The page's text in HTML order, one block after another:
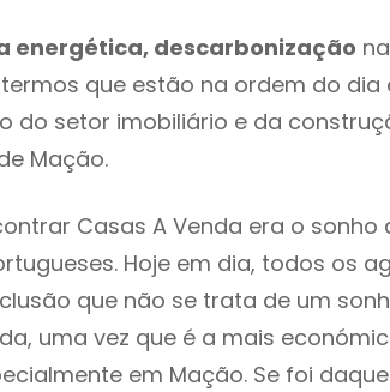
energética, descarbonização
que estão na ordem do dia
do setor imobiliário e da
Mação.
Casas A Venda era o sonho
Hoje em dia, todos os
que não se trata de um
uma vez que é a mais
em Mação. Se foi